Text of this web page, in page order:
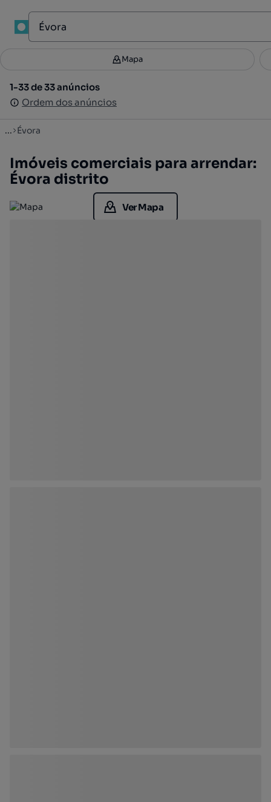
Filtros 3
1-33 de 33 anúncios
Ordem dos anúncios
Mapa
1-33 de 33 anúncios
Ordem dos anúncios
... Évora
Imóveis comerciais para arrendar:
Évora distrito
Ver Mapa